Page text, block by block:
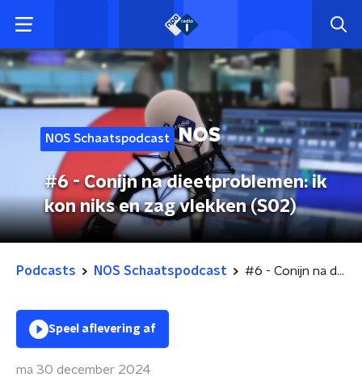
NOS Schaatspodcast
#6 - Conijn na dieetproblemen: ik
kon niks en zag vlekken (S02)
Podcasts NOS Schaatspodcast #6 - Conijn na dieetproblemen: ik kon niks en zag vlekken (S02)
Speel aflevering af
ma 30 december 2024